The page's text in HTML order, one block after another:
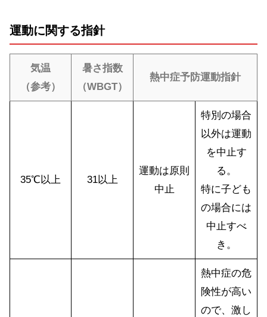
運動に関する指針
気温
（参考）
暑さ指数
（WBGT）
熱中症予防運動指針
35℃以上 31以上
運動は原則
中止
特別の場合
以外は運動
を中止す
る。
特に子ども
の場合には
中止すべ
き。
熱中症の危
険性が高い
ので、激し